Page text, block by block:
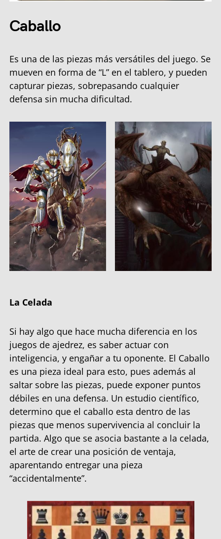
Caballo
Es una de las piezas más versátiles del juego. Se
mueven en forma de “L” en el tablero, y pueden
capturar piezas, sobrepasando cualquier
defensa sin mucha dificultad.
La Celada
Si hay algo que hace mucha diferencia en los
juegos de ajedrez, es saber actuar con
inteligencia, y engañar a tu oponente. El Caballo
es una pieza ideal para esto, pues además al
saltar sobre las piezas, puede exponer puntos
débiles en una defensa. Un estudio científico,
determino que el caballo esta dentro de las
piezas que menos supervivencia al concluir la
partida. Algo que se asocia bastante a la celada,
el arte de crear una posición de ventaja,
aparentando entregar una pieza
“accidentalmente”.